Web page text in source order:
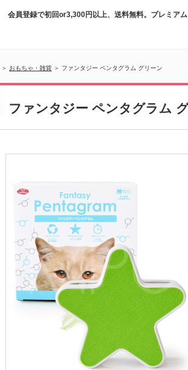
会員登録で初回or3,300円以上、送料無料。プレミア
＞ おもちゃ・雑貨 ＞ ファンタジー ペンタグラム グリーン
ファンタジー ペンタグラム